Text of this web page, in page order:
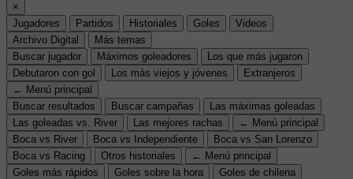
×
Jugadores
Partidos Historiales Goles
Videos
Archivo Digital
Más temas
Buscar jugador
Máximos goleadores
Los que más jugaron
Debutaron con gol
Los más viejos y jóvenes
Extranjeros
← Menú principal
Buscar resultados
Buscar campañas
Las máximas goleadas
Las goleadas vs. River
Las mejores rachas
← Menú principal
Boca vs River
Boca vs Independiente
Boca vs San Lorenzo
Boca vs Racing
Otros historiales
← Menú principal
Goles más rápidos
Goles sobre la hora
Goles de chilena